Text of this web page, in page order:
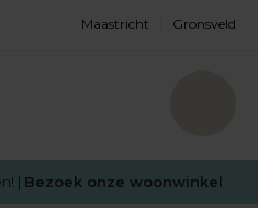
Maastricht Gronsveld
| Bezoek onze woonwinkel